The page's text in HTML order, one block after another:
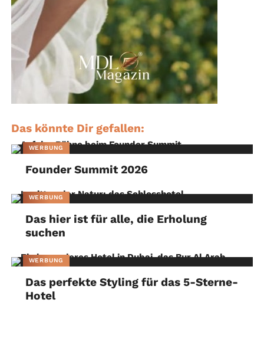
Das könnte Dir gefallen:
WERBUNG
Founder Summit 2026
WERBUNG
Das hier ist für alle, die Erholung
suchen
WERBUNG
Das perfekte Styling für das 5-Sterne-
Hotel